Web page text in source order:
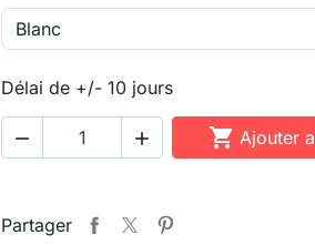
Délai de +/- 10 jours
   Ajouter
Partager